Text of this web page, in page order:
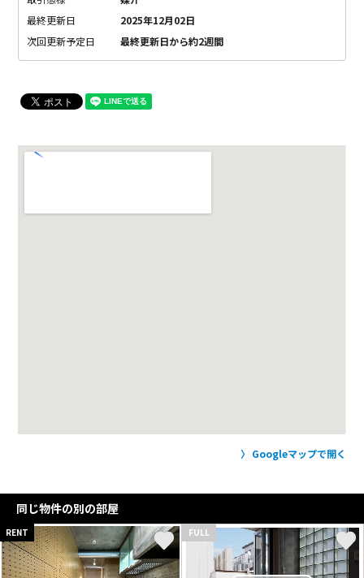
最終更新日
2025年12月02日
次回更新予定日
最終更新日から約2週間
Googleマップで開く
同じ物件の別の部屋
RENT FULL